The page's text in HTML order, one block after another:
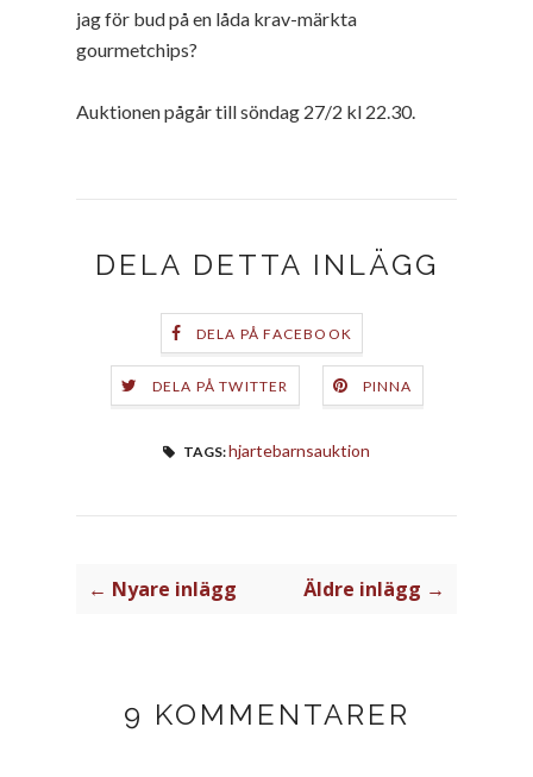
jag för bud på en låda krav-märkta
gourmetchips?
Auktionen pågår till söndag 27/2 kl 22.30.
DELA DETTA INLÄGG
DELA PÅ FACEBOOK
DELA PÅ TWITTER PINNA
TAGS:hjartebarnsauktion
← Nyare inlägg Äldre inlägg →
9 KOMMENTARER